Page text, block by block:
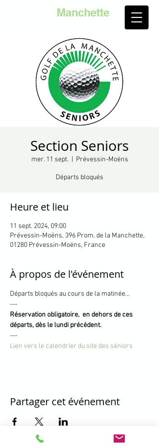
Manchette
Section Seniors
mer. 11 sept. Prévessin-Moëns
Départs bloqués
Heure et lieu
11 sept. 2024, 09:00
Prévessin-Moëns, 396 Prom. de la Manchette,
01280 Prévessin-Moëns, France
À propos de l'événement
Départs bloqués au cours de la matinée...
---
Réservation obligatoire,  en dehors de ces
départs, dès le lundi précédent.
---
Lien vers le calendrier du site des séniors
Partager cet événement